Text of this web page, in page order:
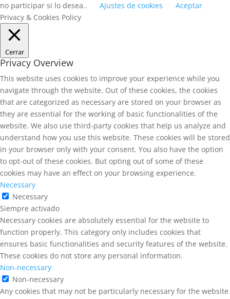
no participar si lo desea..
Ajustes de cookies
Aceptar
Privacy & Cookies Policy
Cerrar
Privacy Overview
This website uses cookies to improve your experience while you
navigate through the website. Out of these cookies, the cookies
that are categorized as necessary are stored on your browser as
they are essential for the working of basic functionalities of the
website. We also use third-party cookies that help us analyze and
understand how you use this website. These cookies will be stored
in your browser only with your consent. You also have the option
to opt-out of these cookies. But opting out of some of these
cookies may have an effect on your browsing experience.
Necessary
Necessary
Siempre activado
Necessary cookies are absolutely essential for the website to
function properly. This category only includes cookies that
ensures basic functionalities and security features of the website.
These cookies do not store any personal information.
Non-necessary
Non-necessary
Any cookies that may not be particularly necessary for the website